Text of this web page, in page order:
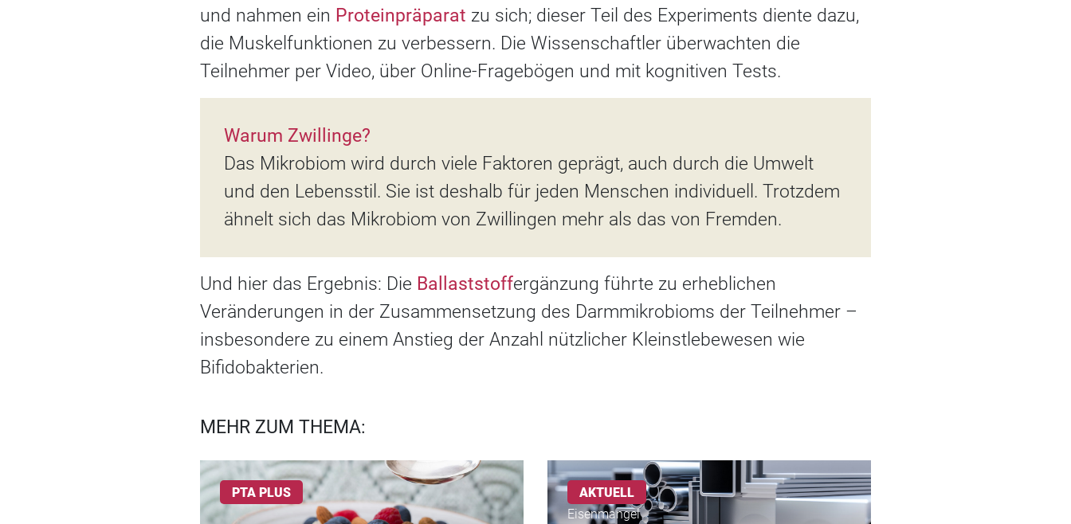
und nahmen ein Proteinpräparat zu sich; dieser Teil des Experiments diente dazu,
die Muskelfunktionen zu verbessern. Die Wissenschaftler überwachten die
Teilnehmer per Video, über Online-Fragebögen und mit kognitiven Tests.
Warum Zwillinge?
Das Mikrobiom wird durch viele Faktoren geprägt, auch durch die Umwelt
und den Lebensstil. Sie ist deshalb für jeden Menschen individuell. Trotzdem
ähnelt sich das Mikrobiom von Zwillingen mehr als das von Fremden.
Und hier das Ergebnis: Die Ballaststoffergänzung führte zu erheblichen
Veränderungen in der Zusammensetzung des Darmmikrobioms der Teilnehmer –
insbesondere zu einem Anstieg der Anzahl nützlicher Kleinstlebewesen wie
Bifidobakterien.
MEHR ZUM THEMA:
PTA PLUS
AKTUELL
Eisenmangel